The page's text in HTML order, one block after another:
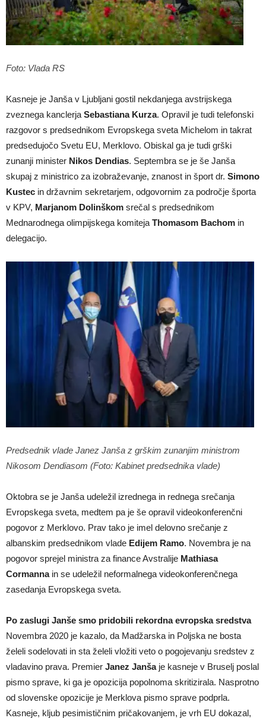
Foto: Vlada RS
Kasneje je Janša v Ljubljani gostil nekdanjega avstrijskega
zveznega kanclerja Sebastiana Kurza. Opravil je tudi telefonski
razgovor s predsednikom Evropskega sveta Michelom in takrat
predsedujočo Svetu EU, Merklovo. Obiskal ga je tudi grški
zunanji minister Nikos Dendias. Septembra se je še Janša
skupaj z ministrico za izobraževanje, znanost in šport dr. Simono
Kustec in državnim sekretarjem, odgovornim za področje športa
v KPV, Marjanom Dolinškom srečal s predsednikom
Mednarodnega olimpijskega komiteja Thomasom Bachom in
delegacijo.
Predsednik vlade Janez Janša z grškim zunanjim ministrom
Nikosom Dendiasom (Foto: Kabinet predsednika vlade)
Oktobra se je Janša udeležil izrednega in rednega srečanja
Evropskega sveta, medtem pa je še opravil videokonferenčni
pogovor z Merklovo. Prav tako je imel delovno srečanje z
albanskim predsednikom vlade Edijem Ramo. Novembra je na
pogovor sprejel ministra za finance Avstralije Mathiasa
Cormannain se udeležil neformalnega videokonferenčnega
zasedanja Evropskega sveta.
Po zaslugi Janše smo pridobili rekordna evropska sredstva
Novembra 2020 je kazalo, da Madžarska in Poljska ne bosta
želeli sodelovati in sta želeli vložiti veto o pogojevanju sredstev z
vladavino prava. Premier Janez Janšaje kasneje v Bruselj poslal
pismo sprave, ki ga je opozicija popolnoma skritizirala. Nasprotno
od slovenske opozicije je Merklova pismo sprave podprla.
Kasneje, kljub pesimističnim pričakovanjem, je vrh EU dokazal,